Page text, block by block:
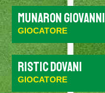
Munaron Giovanni
GIOCATORE
Ristic Dovani
GIOCATORE